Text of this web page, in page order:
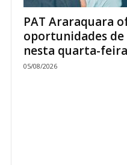
PAT Araraquara
oportunidades
nesta quarta-feira
05/08/2026